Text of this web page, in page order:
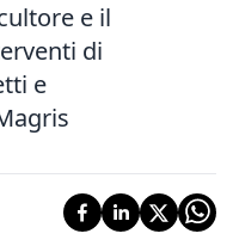
e il
di
e